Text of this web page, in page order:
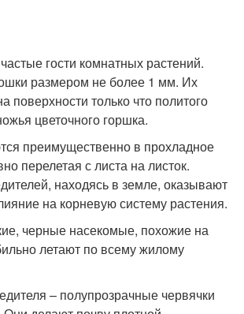
гости комнатных растений.
размером не более 1 мм. Их
поверхности только что политого
цветочного горшка.
преимущественно в прохладное
перелетая с листа на листок.
находясь в земле, оказывают
на корневую систему растения.
черные насекомые, похожие на
летают по всему жилому
– полупрозрачные червячки